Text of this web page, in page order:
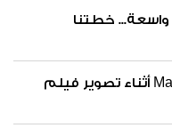
خطتنا
الشاي الذي أضاء بشرة Margot Robbie أثناء تصوير فيلم